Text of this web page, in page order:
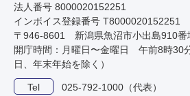
法人番号 8000020152251
インボイス登録番号 T8000020152251
〒946-8601 新潟県魚沼市小出島910番
開庁時間：月曜日〜金曜日 午前8時30
日、年末年始を除く）
Tel 025-792-1000（代表）